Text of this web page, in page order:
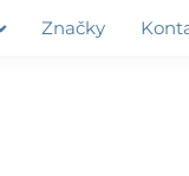
Značky